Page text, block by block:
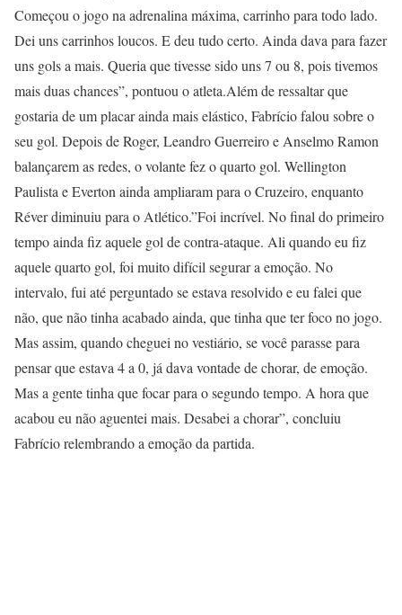
Começou o jogo na adrenalina máxima, carrinho para todo lado.
Dei uns carrinhos loucos. E deu tudo certo. Ainda dava para fazer
uns gols a mais. Queria que tivesse sido uns 7 ou 8, pois tivemos
mais duas chances”, pontuou o atleta.Além de ressaltar que
gostaria de um placar ainda mais elástico, Fabrício falou sobre o
seu gol. Depois de Roger, Leandro Guerreiro e Anselmo Ramon
balançarem as redes, o volante fez o quarto gol. Wellington
Paulista e Everton ainda ampliaram para o Cruzeiro, enquanto
Réver diminuiu para o Atlético.”Foi incrível. No final do primeiro
tempo ainda fiz aquele gol de contra-ataque. Ali quando eu fiz
aquele quarto gol, foi muito difícil segurar a emoção. No
intervalo, fui até perguntado se estava resolvido e eu falei que
não, que não tinha acabado ainda, que tinha que ter foco no jogo.
Mas assim, quando cheguei no vestiário, se você parasse para
pensar que estava 4 a 0, já dava vontade de chorar, de emoção.
Mas a gente tinha que focar para o segundo tempo. A hora que
acabou eu não aguentei mais. Desabei a chorar”, concluiu
Fabrício relembrando a emoção da partida.